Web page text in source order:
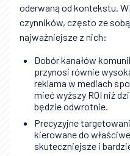
oderwaną od kontekstu.
czynników, często ze
najważniejsze z nich:
Dobór kanałów
przynosi równie
reklama w mediach
mieć wyższy ROI niż
będzie odwrotnie.
Precyzyjne
kierowane do
skuteczniejsze i